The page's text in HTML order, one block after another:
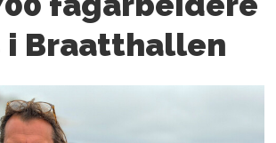
i Braatthallen